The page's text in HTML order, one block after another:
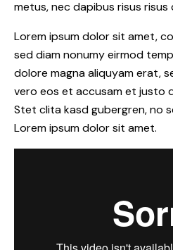
metus, nec dapibus risus risus
Lorem ipsum dolor sit amet,
sed diam nonumy eirmod
dolore magna aliquyam erat,
vero eos et accusam et justo
Stet clita kasd gubergren, no
Lorem ipsum dolor sit amet.